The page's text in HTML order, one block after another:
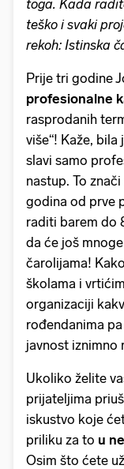
toga. Kada
teško i svaki
rekoh: Istinska
Prije tri godine
profesionalne
rasprodanih
više“! Kaže,
slavi samo
nastup. To
godina od prve
raditi barem do
da će još
čarolijama!
školama i
organizaciji
rođendanima
javnost iznimno
Ukoliko želite
prijateljima
iskustvo koje
priliku za to u
Osim što ćete